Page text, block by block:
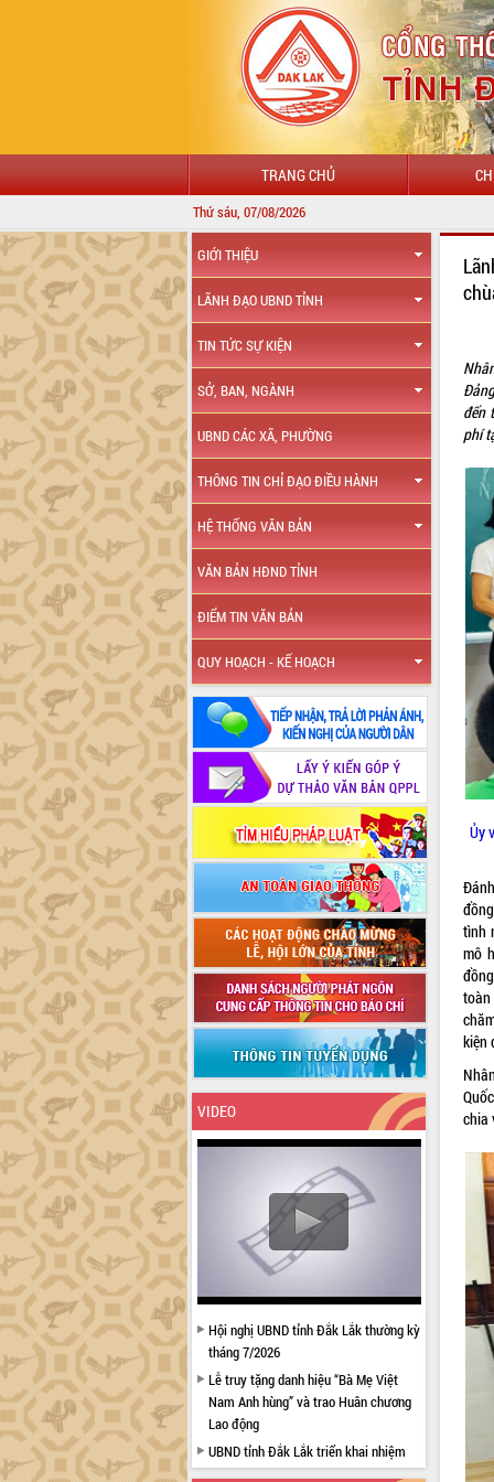
TRANG CHỦ
Thứ sáu, 07/08/2026
GIỚI THIỆU
LÃNH ĐẠO UBND TỈNH
TIN TỨC SỰ KIỆN
SỞ, BAN, NGÀNH
UBND CÁC XÃ, PHƯỜNG
THÔNG TIN CHỈ ĐẠO ĐIỀU HÀNH
HỆ THỐNG VĂN BẢN
VĂN BẢN HĐND TỈNH
ĐIỂM TIN VĂN BẢN
QUY HOẠCH - KẾ HOẠCH
VIDEO
Hội nghị UBND tỉnh Đắk Lắk thường kỳ
tháng 7/2026
Lễ truy tặng danh hiệu “Bà Mẹ Việt
Nam Anh hùng” và trao Huân chương
Lao động
UBND tỉnh Đắk Lắk triển khai nhiệm
vụ 6 tháng cuối năm 2026
đến
phí
Ủy
tình
mô
kiện
chia